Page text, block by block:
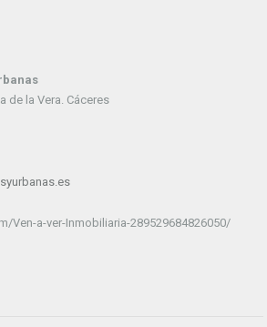
de la Vera. Cáceres
Ven-a-ver-Inmobiliaria-289529684826050/